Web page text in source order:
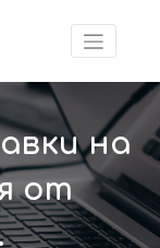
на
от